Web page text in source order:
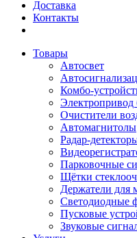
Доставка
Контакты
Товары
Автосвет
Комбо-
Электропривод
Очистители
Автомагнитолы
Радар-
Парковочные
Щётки
Держатели для
Светодиодные
Пусковые
Звуковые